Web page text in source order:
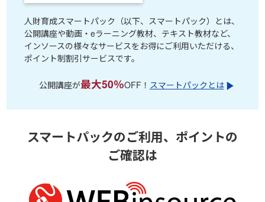
人財育成スマートパック（以下、スマートパック）とは、
公開講座や動画・eラーニング教材、テキスト教材など、
インソースの様々なサービスをお得にご利用いただける、
ポイント制割引サービスです。
公開講座が最大50％OFF！ スマートパックとは
スマートパックのご利用、ポイントの
ご確認は